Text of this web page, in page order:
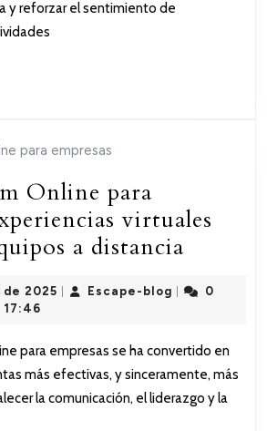
completa
y reforzar el sentimiento de
Online para
virtuales
a distancia
Online
2025 28
2025
Escape-blogEscape-
0
17:46
para empresas se ha convertido en
más efectivas, y sinceramente, más
la comunicación, el liderazgo y la